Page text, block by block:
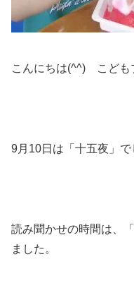
こんにちは(^^) こども
9月10日は「十五夜」で
読み聞かせの時間は、
ました。